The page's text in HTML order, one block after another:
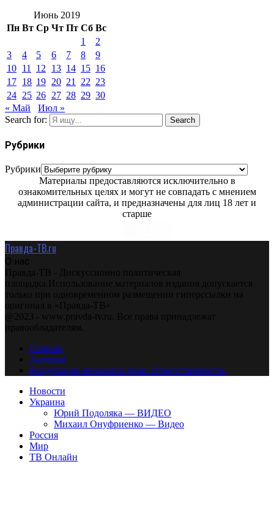
Июнь 2019
Пн Вт Ср Чт Пт Сб Вс
1
2
3
4 5 6 7 8
9
10 11 12 13 14 15 16
17 18 19 20 21 22 23
24 25 26 27 28 29 30
« Май
Июл »
Search for:
Search
Рубрики
Рубрики
Материалы предоставляются исключительно в
ознакомительных целях и могут не совпадать с мнением
администрации сайта, и предназначены для лиц 18 лет и
старше
Правда-ТВ.ru
О нас
Правда-ТВ - Дискуссионно политическая
площадка.Использование материалов издания допускается
только при одновременном размещении гиперссылки на
оригинал в «Правда-ТВ»
@2023 - www.pravda-tv.ru. Все права принадлежат
правообладателям.
Главная
Авторам
Владельцам авторских прав. Ответственности.
Новости
Украина
Юрий Подоляка — ВИДЕО
Михаил Онуфриенко — Видео
Россия
Мир
ТВ Онлайн